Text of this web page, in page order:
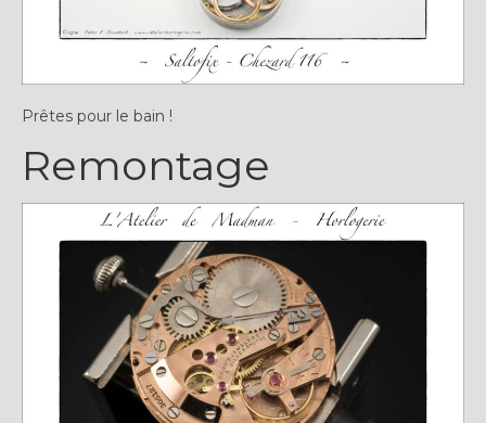
Prêtes pour le bain !
Remontage